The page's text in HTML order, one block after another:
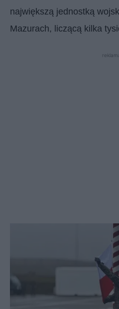
największą jednostką
Mazurach, liczącą kilka